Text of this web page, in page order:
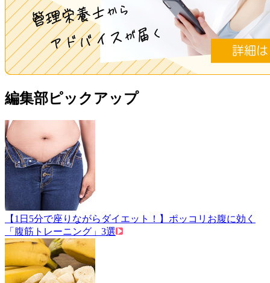
編集部ピックアップ
【1日5分で座りながらダイエット！】ポッコリお腹に効く
「腹筋トレーニング」3選